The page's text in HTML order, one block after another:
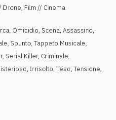
Film // Cinema
, Omicidio, Scena, Assassino,
, Spunto, Tappeto Musicale,
, Serial Killer, Criminale,
, Irrisolto, Teso, Tensione,